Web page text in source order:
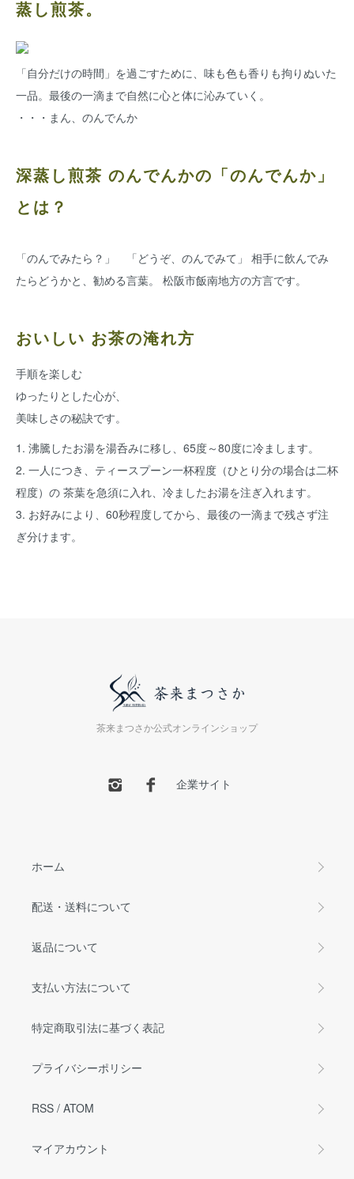
蒸し煎茶。
「自分だけの時間」を過ごすために、味も色も香りも拘りぬいた
一品。最後の一滴まで自然に心と体に沁みていく。
・・・まん、のんでんか
深蒸し煎茶 のんでんかの「のんでんか」
とは？
「のんでみたら？」 「どうぞ、のんでみて」 相手に飲んでみ
たらどうかと、勧める言葉。 松阪市飯南地方の方言です。
おいしい お茶の淹れ方
手順を楽しむ
ゆったりとした心が、
美味しさの秘訣です。
1. 沸騰したお湯を湯呑みに移し、65度～80度に冷まします。
2. 一人につき、ティースプーン一杯程度（ひとり分の場合は二杯
程度）の 茶葉を急須に入れ、冷ましたお湯を注ぎ入れます。
3. お好みにより、60秒程度してから、最後の一滴まで残さず注
ぎ分けます。
茶来まつさか公式オンラインショップ
企業サイト
ホーム
配送・送料について
返品について
支払い方法について
特定商取引法に基づく表記
プライバシーポリシー
RSS / ATOM
マイアカウント